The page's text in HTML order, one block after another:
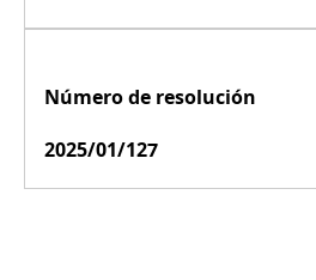
Número de resolución
2025/01/127